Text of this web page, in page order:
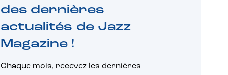
des dernières
actualités de Jazz
Magazine !
Chaque mois, recevez les dernières